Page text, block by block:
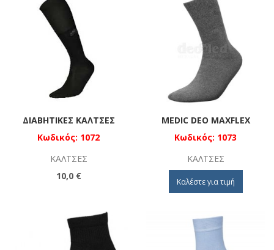
ΔΙΑΒΗΤΙΚΈΣ ΚΆΛΤΣΕΣ
Κωδικός: 1072
ΚΆΛΤΣΕΣ
10,0 €
MEDIC DEO MAXFLEX
Κωδικός: 1073
ΚΆΛΤΣΕΣ
Καλέστε για τιμή